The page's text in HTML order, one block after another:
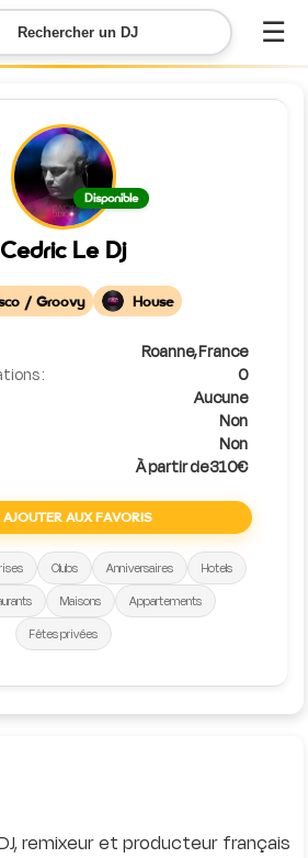
Rechercher un DJ ☰
Disponible
Cedric Le Dj
/ Groovy House
Roanne, France
:
0
Aucune
Non
Non
À partir de 310€
AJOUTER AUX FAVORIS
Clubs Anniversaires
Hotels
Maisons
Appartements
Fêtes privées
remixeur et producteur français